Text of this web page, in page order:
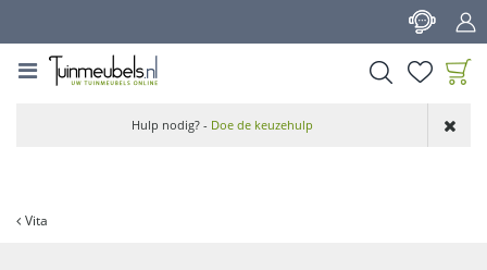
Vita
aan wensenlijst
Hulp nodig? - Doe de keuzehulp